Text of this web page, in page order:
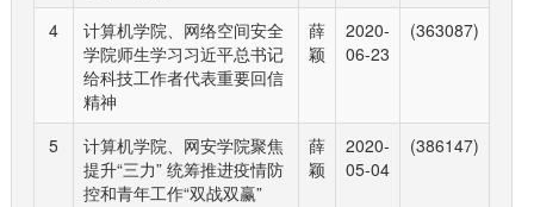
4
计算机学院、网络空间安全
学院师生学习习近平总书记
给科技工作者代表重要回信
精神
薛
颖
2020-
06-23
(363087)
5
计算机学院、网安学院聚焦
提升“三力” 统筹推进疫情防
控和青年工作“双战双赢”
薛
颖
2020-
05-04
(386147)